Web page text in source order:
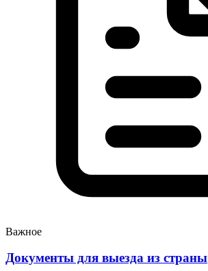
Важное
Документы для выезда из страны